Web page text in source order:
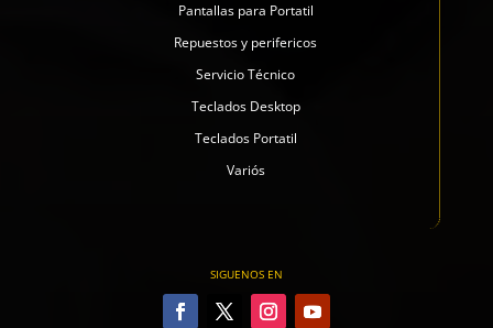
Pantallas para Portatil
Repuestos y perifericos
Servicio Técnico
Teclados Desktop
Teclados Portatil
Variós
SIGUENOS EN